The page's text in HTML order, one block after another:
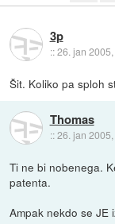
3p
::26. jan 2005,
Šit. Koliko pa sploh
Thomas
::26. jan
Ti ne bi nobenega.
patenta.
Ampak nekdo se JE